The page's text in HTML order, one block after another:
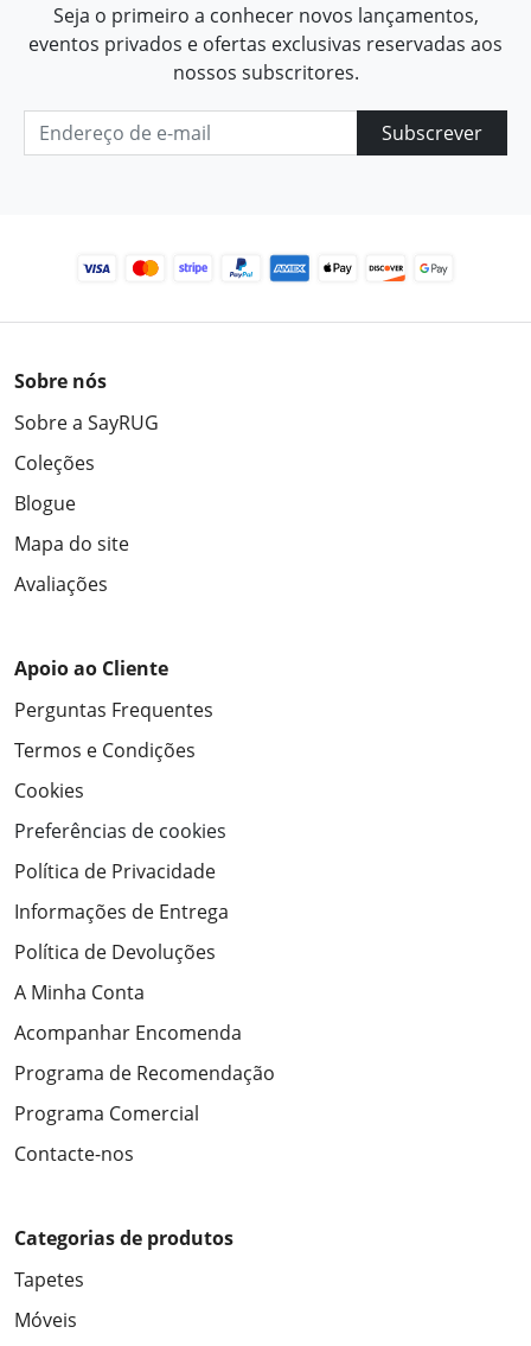
Seja o primeiro a conhecer novos lançamentos,
eventos privados e ofertas exclusivas reservadas aos
nossos subscritores.
Subscrever
Sobre nós
Sobre a SayRUG
Coleções
Blogue
Mapa do site
Avaliações
Apoio ao Cliente
Perguntas Frequentes
Termos e Condições
Cookies
Preferências de cookies
Política de Privacidade
Informações de Entrega
Política de Devoluções
A Minha Conta
Acompanhar Encomenda
Programa de Recomendação
Programa Comercial
Contacte-nos
Categorias de produtos
Tapetes
Móveis